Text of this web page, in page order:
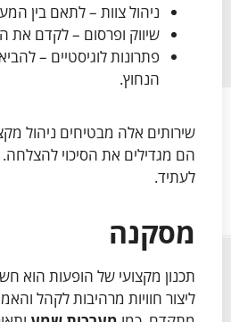
ניהול צוות – לתאם בין
שיווק ופרסום – לקדם את
פתרונות לוגיסטיים –
הנחוץ.
שירותים אלה מבטיחים ניהול
הם מגדילים את הסיכוי להצלחה.
לעתיד.
מסקנה
תכנון מקצועי של הופעות הוא
ליצור חוויות מרהיבות לקהל